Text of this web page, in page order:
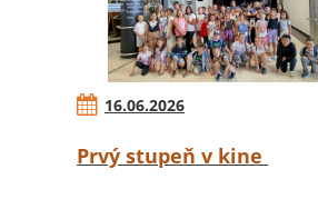
16.06.2026
Prvý stupeň v kine